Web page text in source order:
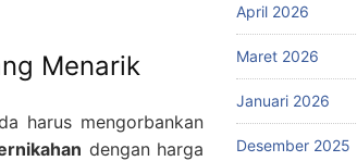
Menarik
harus mengorbankan
dengan harga
April 2026
Maret 2026
Januari 2026
Desember 2025